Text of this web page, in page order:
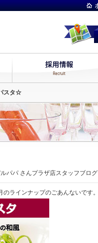
スタ☆
パパ さんプラザ店スタッフブログ
ラインナップのごあんないです。